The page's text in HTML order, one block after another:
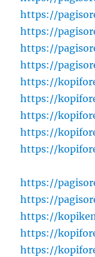
https://
https://
https://
https://
https://
https://
https://
https://
https://
https://
https://
https://
https://
https://